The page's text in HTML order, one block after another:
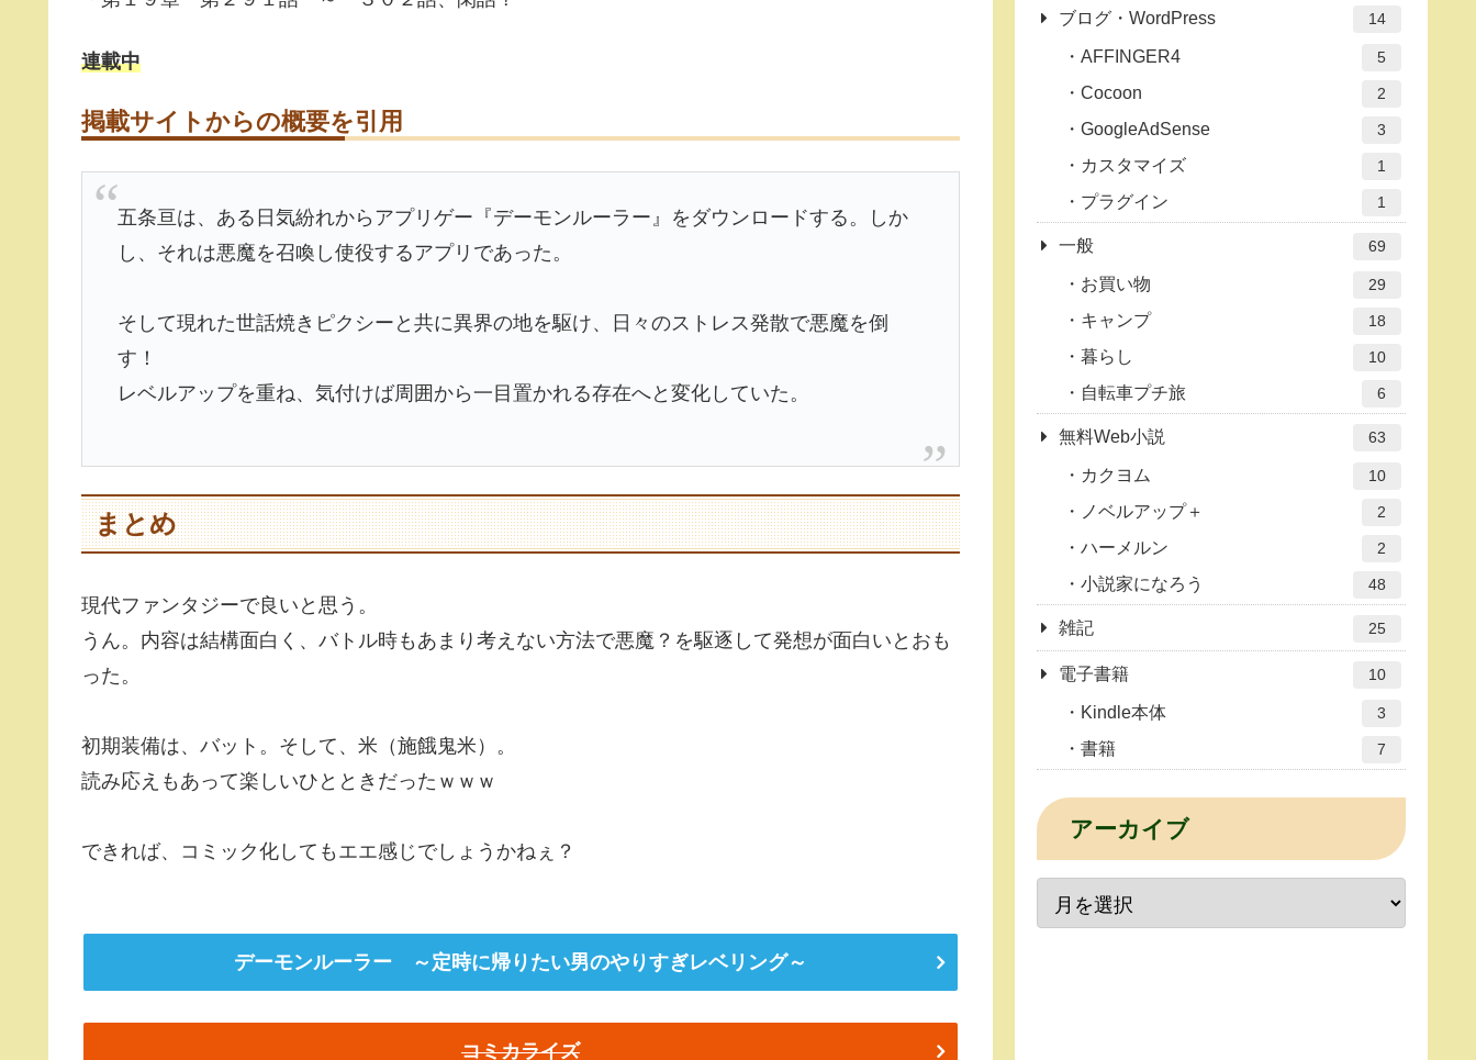
連載中
掲載サイトからの概要を引用
五条亘は、ある日気紛れからアプリゲー『デーモンルーラー』をダウンロードする。しか
し、それは悪魔を召喚し使役するアプリであった。
そして現れた世話焼きピクシーと共に異界の地を駆け、日々のストレス発散で悪魔を倒
す！
レベルアップを重ね、気付けば周囲から一目置かれる存在へと変化していた。
まとめ
現代ファンタジーで良いと思う。
うん。内容は結構面白く、バトル時もあまり考えない方法で悪魔？を駆逐して発想が面白いとおも
った。
初期装備は、バット。そして、米（施餓鬼米）。
読み応えもあって楽しいひとときだったｗｗｗ
できれば、コミック化してもエエ感じでしょうかねぇ？
デーモンルーラー ～定時に帰りたい男のやりすぎレベリング～
コミカライズ
ブログ・WordPress 14
AFFINGER4 5
Cocoon 2
GoogleAdSense 3
カスタマイズ 1
プラグイン 1
一般 69
お買い物 29
キャンプ 18
暮らし 10
自転車プチ旅 6
無料Web小説 63
カクヨム 10
ノベルアップ＋ 2
ハーメルン 2
小説家になろう 48
雑記 25
電子書籍 10
Kindle本体 3
書籍 7
アーカイブ